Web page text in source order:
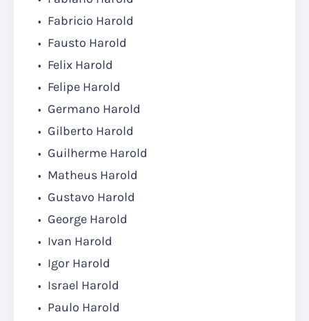
Fabricio Harold
Fausto Harold
Felix Harold
Felipe Harold
Germano Harold
Gilberto Harold
Guilherme Harold
Matheus Harold
Gustavo Harold
George Harold
Ivan Harold
Igor Harold
Israel Harold
Paulo Harold